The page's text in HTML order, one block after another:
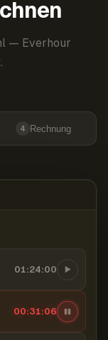
— Everhour
4 Rechnung
01:24:00
00:31:07